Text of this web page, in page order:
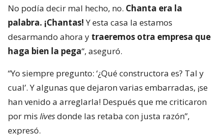
No podía decir mal hecho, no. Chanta era la
palabra. ¡Chantas!Y esta casa la estamos
desarmando ahora y traeremos otra empresa que
haga bien la pega“, aseguró.
“Yo siempre pregunto: ‘¿Qué constructora es? Tal y
cual’. Y algunas que dejaron varias embarradas, ¡se
han venido a arreglarla! Después que me criticaron
por mis livesdonde las retaba con justa razón”,
expresó.